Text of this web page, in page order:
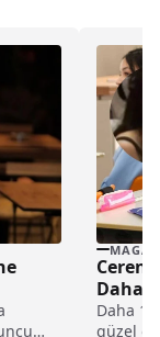
Ceren
Daha
Daha
güzel